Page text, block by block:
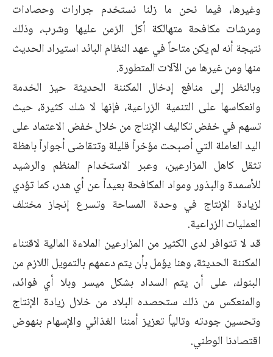
وغيرها، فيما نحن ما زلنا نستخدم جرارات وحصادات
ومرشات مكافحة متهالكة أكل الزمن عليها وشرب، وذلك
نتيجة أنه لم يكن متاحاً في عهد النظام البائد استيراد الحديث
منها ومن غيرها من الآلات المتطورة.
وبالنظر إلى منافع إدخال المكننة الحديثة حيز الخدمة
وانعكاسها على التنمية الزراعية، فإنها لا شك كثيرة، حيث
تسهم في خفض تكاليف الإنتاج من خلال خفض الاعتماد على
اليد العاملة التي أصبحت مؤخراً قليلة وتتقاضى أجواراً باهظة
تثقل كاهل المزارعين، وعبر الاستخدام المنظم والرشيد
للأسمدة والبذور ومواد المكافحة بعيداً عن أي هدر، كما تؤدي
لزيادة الإنتاج في وحدة المساحة وتسرع إنجاز مختلف
العمليات الزراعية.
قد لا تتوافر لدى الكثير من المزارعين الملاءة المالية لاقتناء
المكننة الحديثة، وهنا يؤمل بأن يتم دعمهم بالتمويل اللازم من
البنوك، على أن يتم السداد بشكل ميسر وبلا أي فوائد،
والمنعكس من ذلك ستحصده البلاد من خلال زيادة الإنتاج
وتحسين جودته وتالياً تعزيز أمننا الغذائي والإسهام بنهوض
اقتصادنا الوطني.